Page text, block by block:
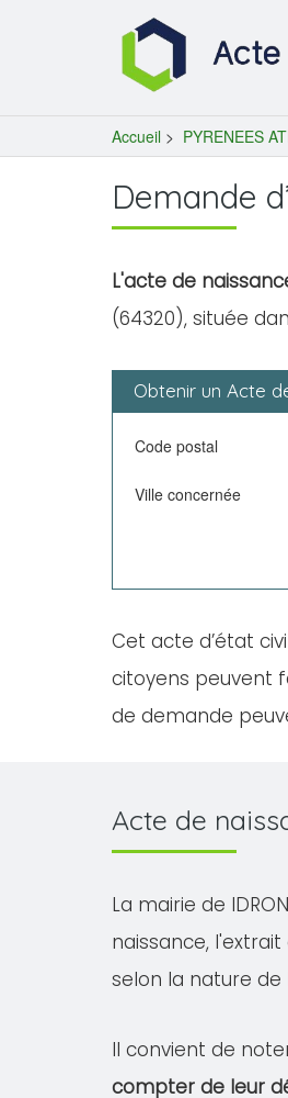
Accueil > PYRENEES
Demande
L'acte de
(64320), située
Obtenir un Acte
Code postal
Ville concernée
Cet acte d’état
citoyens peuvent
de demande
Acte de
La mairie de
naissance,
selon la nature de
Il convient de
compter de leur